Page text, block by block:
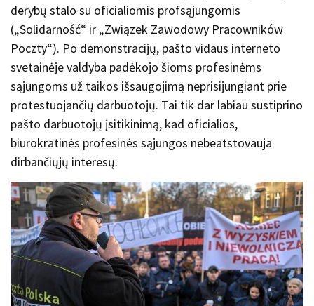
derybų stalo su oficialiomis profsąjungomis
(„Solidarność“ ir „Związek Zawodowy Pracowników
Poczty“). Po demonstracijų, pašto vidaus interneto
svetainėje valdyba padėkojo šioms profesinėms
sąjungoms už taikos išsaugojimą neprisijungiant prie
protestuojančių darbuotojų. Tai tik dar labiau sustiprino
pašto darbuotojų įsitikinimą, kad oficialios,
biurokratinės profesinės sąjungos nebeatstovauja
dirbančiųjų interesų.